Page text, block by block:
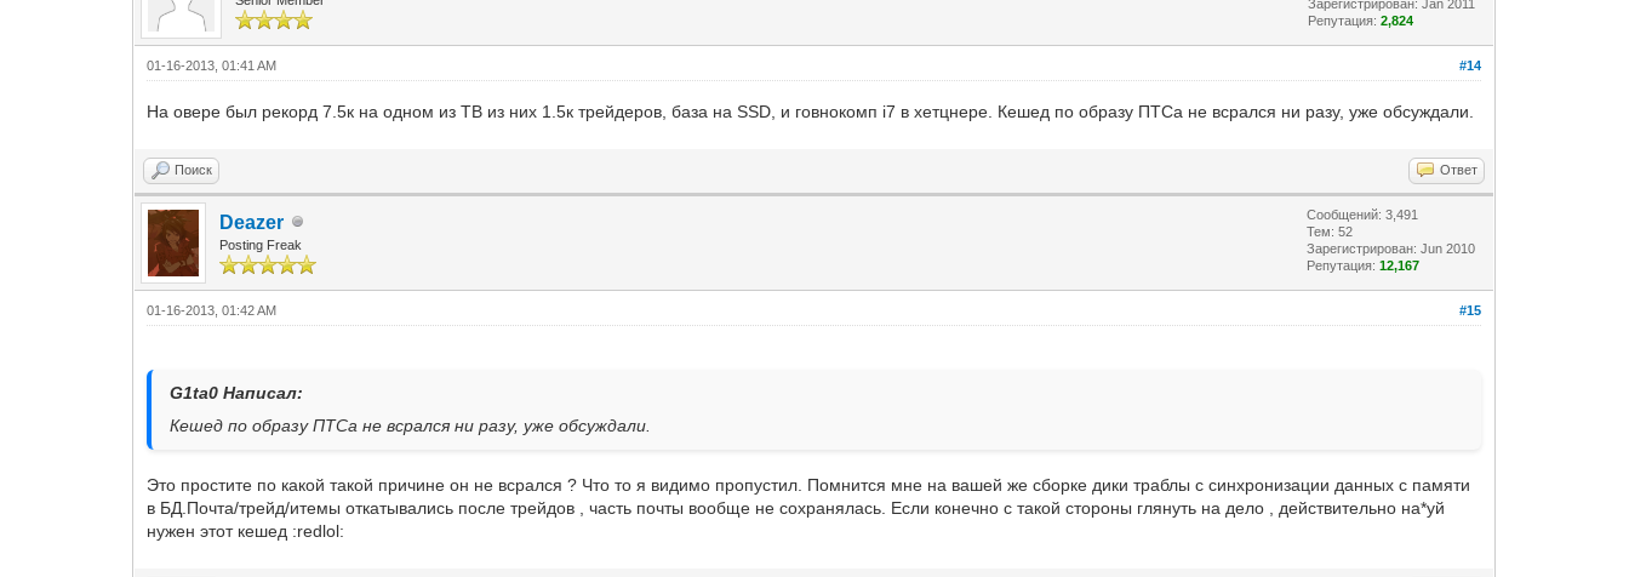
Зарегистрирован: Jan 2011
Репутация:2,824
#14
01-16-2013, 01:41 AM
На овере был рекорд 7.5к на одном из ТВ из них 1.5к трейдеров, база на SSD, и говнокомп i7 в хетцнере. Кешед по образу ПТСа не всрался ни разу, уже обсуждали.
Поиск Ответ
Deazer
Posting Freak
Сообщений: 3,491
Тем: 52
Зарегистрирован: Jun 2010
Репутация:12,167
#15
01-16-2013, 01:42 AM
G1ta0 Написал:
Кешед по образу ПТСа не всрался ни разу, уже обсуждали.
Это простите по какой такой причине он не всрался ? Что то я видимо пропустил. Помнится мне на вашей же сборке дики траблы с синхронизации данных с памяти
в БД.Почта/трейд/итемы откатывались после трейдов , часть почты вообще не сохранялась. Если конечно с такой стороны глянуть на дело , действительно на*уй
нужен этот кешед :redlol: